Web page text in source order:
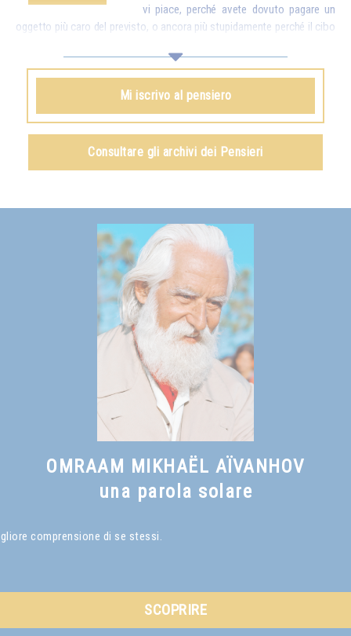
vi piace, perché avete dovuto pagare un
oggetto più caro del previsto, o ancora più stupidamente perché il cibo
questi piccoli inconvenienti come se fossero delle catastrofi, ebbene,
ciò finisce per rendervi stupidi. Mettete dunque a confronto quei
dettagli con tutte le ricchezze che la vita vi dà. Quando vi accorgerete
che, per delle piccole contrarietà, siete pronti a dimenticare quante cose
e di tutti quelli che vi stanno intorno, proverete vergogna…*
Omraam Mikhaël Aïvanhov
Vedi ancheIl sorriso del saggio, capitolo I
Mi iscrivo al pensiero
Consultare gli archivi dei Pensieri
OMRAAM MIKHAËL AÏVANHOV
una parola solare
comprensione di se stessi.
SCOPRIRE